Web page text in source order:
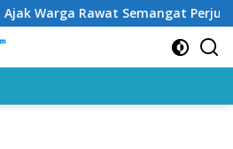
Rawat Semangat Perjuangan